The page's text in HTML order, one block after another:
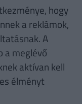
hogy
a reklámok,
A
a meglévő
aktívan kell
élményt